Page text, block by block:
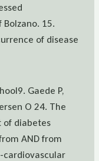
15.
of disease
Gaede P,
O 24. The
diabetes
AND from